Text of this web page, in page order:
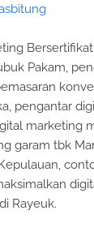
Pakam,
pengantar
marketing
garam tbk
Rayeuk.